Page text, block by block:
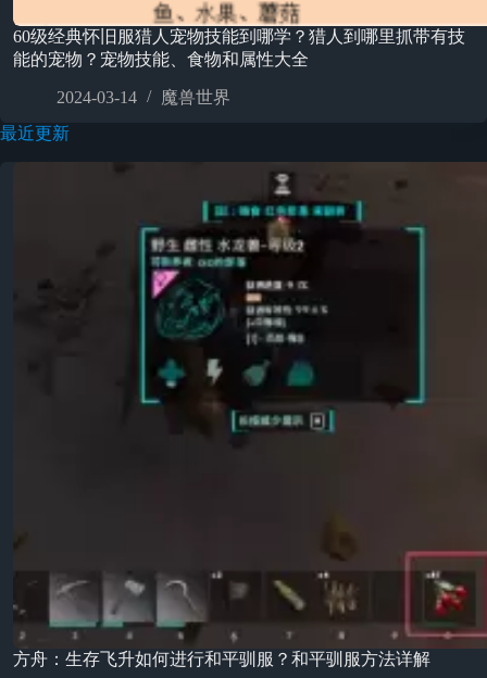
60级经典怀旧服猎人宠物技能到哪学？猎人到哪里抓带有技
能的宠物？宠物技能、食物和属性大全
2024-03-14
魔兽世界
最近更新
方舟：生存飞升如何进行和平驯服？和平驯服方法详解